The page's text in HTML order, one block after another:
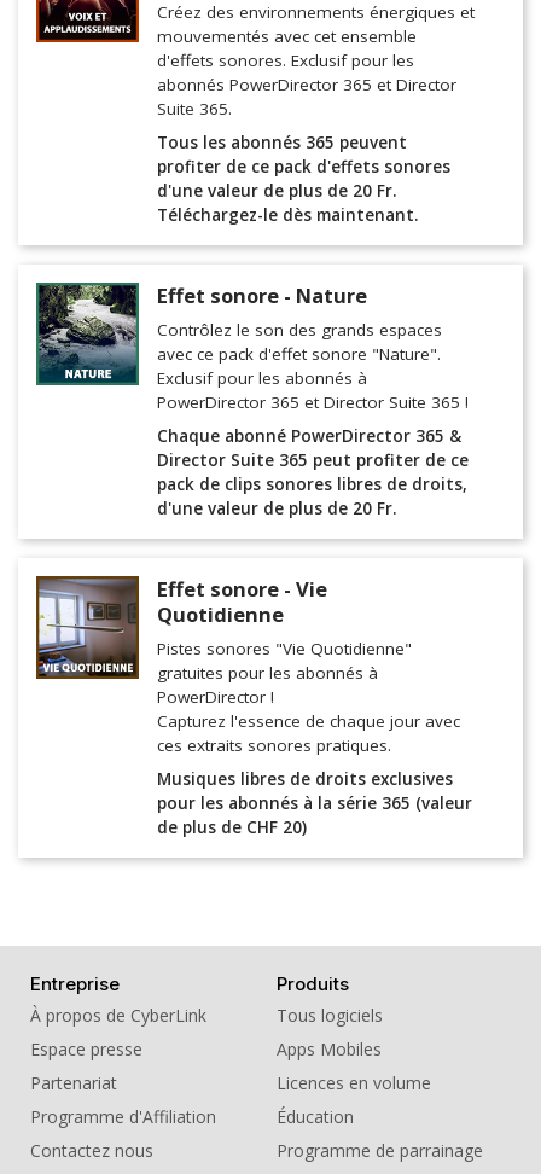
Créez des environnements énergiques et
mouvementés avec cet ensemble
d'effets sonores. Exclusif pour les
abonnés PowerDirector 365 et Director
Suite 365.
Tous les abonnés 365 peuvent
profiter de ce pack d'effets sonores
d'une valeur de plus de 20 Fr.
Téléchargez-le dès maintenant.
Effet sonore - Nature
Contrôlez le son des grands espaces
avec ce pack d'effet sonore "Nature".
Exclusif pour les abonnés à
PowerDirector 365 et Director Suite 365 !
Chaque abonné PowerDirector 365 &
Director Suite 365 peut profiter de ce
pack de clips sonores libres de droits,
d'une valeur de plus de 20 Fr.
Effet sonore - Vie
Quotidienne
Pistes sonores "Vie Quotidienne"
gratuites pour les abonnés à
PowerDirector !
Capturez l'essence de chaque jour avec
ces extraits sonores pratiques.
Musiques libres de droits exclusives
pour les abonnés à la série 365 (valeur
de plus de CHF 20)
Entreprise
À propos de CyberLink
Espace presse
Partenariat
Programme d'Affiliation
Contactez nous
Produits
Tous logiciels
Apps Mobiles
Licences en volume
Éducation
Programme de parrainage